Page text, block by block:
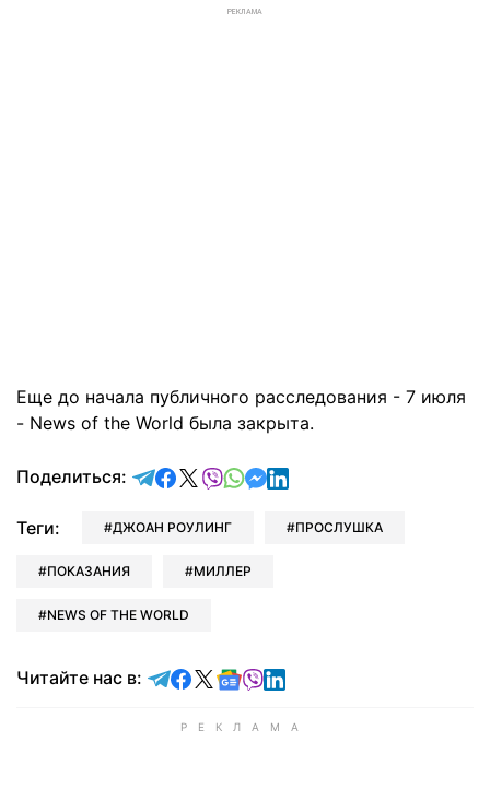
РЕКЛАМА
Еще до начала публичного расследования - 7 июля
- News of the World была закрыта.
Поделиться: отправить в Telegram
поделиться в Facebook
поделиться в X
отправить в Viber
отправить в Whatsapp
отправить в Messenger
отправить в LinkedIn
Теги: ДЖОАН РОУЛИНГ ПРОСЛУШКА
ПОКАЗАНИЯ МИЛЛЕР
NEWS OF THE WORLD
Читайте нас в: Читайте в Telegram
Читайте в Facebook
Читайте в X
Читайте в Google news
Читайте в Viber
Читайте в LinkedIn